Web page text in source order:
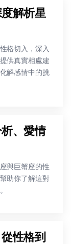
解析星
格切入，深入
供真實相處建
解感情中的挑
、愛情
與巨蟹座的性
助你了解這對
性格到